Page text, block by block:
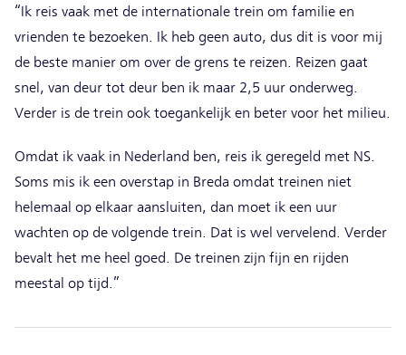
“Ik reis vaak met de internationale trein om familie en
vrienden te bezoeken. Ik heb geen auto, dus dit is voor mij
de beste manier om over de grens te reizen. Reizen gaat
snel, van deur tot deur ben ik maar 2,5 uur onderweg.
Verder is de trein ook toegankelijk en beter voor het milieu.
Omdat ik vaak in Nederland ben, reis ik geregeld met NS.
Soms mis ik een overstap in Breda omdat treinen niet
helemaal op elkaar aansluiten, dan moet ik een uur
wachten op de volgende trein. Dat is wel vervelend. Verder
bevalt het me heel goed. De treinen zijn fijn en rijden
meestal op tijd.”